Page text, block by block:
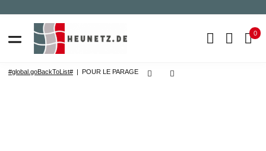
0
#global.goBackToList# POUR LE PARAGE